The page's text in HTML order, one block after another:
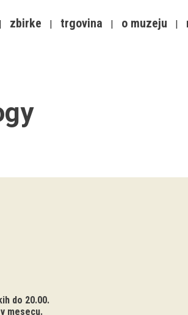
zbirke trgovina o muzeju
do 20.00.
mesecu.